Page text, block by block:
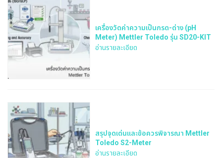
เครื่องวัดค่าความเป็นกรด-ด่าง (pH
Meter) Mettler Toledo รุ่น SD20-KIT
อ่านรายละเอียด
สรุปจุดเด่นและข้อควรพิจารณา Mettler
Toledo S2-Meter
อ่านรายละเอียด